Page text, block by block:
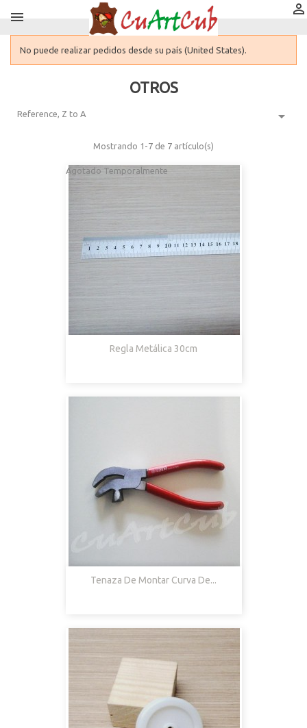
 
No puede realizar pedidos desde su país (United States).
OTROS
Reference, Z to A 
Mostrando 1-7 de 7 artículo(s)
Regla Metálica 30cm
Agotado Temporalmente
Tenaza De Montar Curva De...